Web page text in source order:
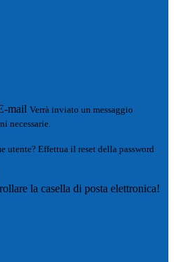
mail Verrà inviato un messaggio
necessarie.
utente? Effettua il reset della password
la casella di posta elettronica!